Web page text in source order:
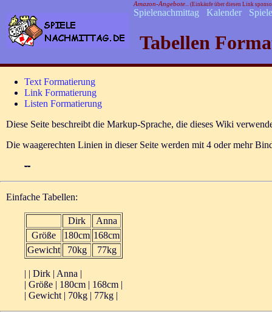
Amazon-Angebote... (Einkäufe über diesen Link
Spielenachmittag Kalender Spiele
Tabellen
Text Formatierung
Link Formatierung
Listen Formatierung
Diese Seite beschreibt die Markup-Sprache, die dieses Wiki
Die waagerechten Linien in dieser Seite werden mit 4 oder mehr
--
Einfache Tabellen:
Dirk
Anna
Größe
180cm 168cm
Gewicht
70kg 77kg
| | Dirk | Anna |
| Größe | 180cm | 168cm |
| Gewicht | 70kg | 77kg |